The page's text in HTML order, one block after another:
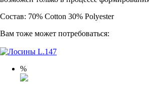
Состав: 70% Cotton 30% Polyester
Вам тоже может потребоваться:
%